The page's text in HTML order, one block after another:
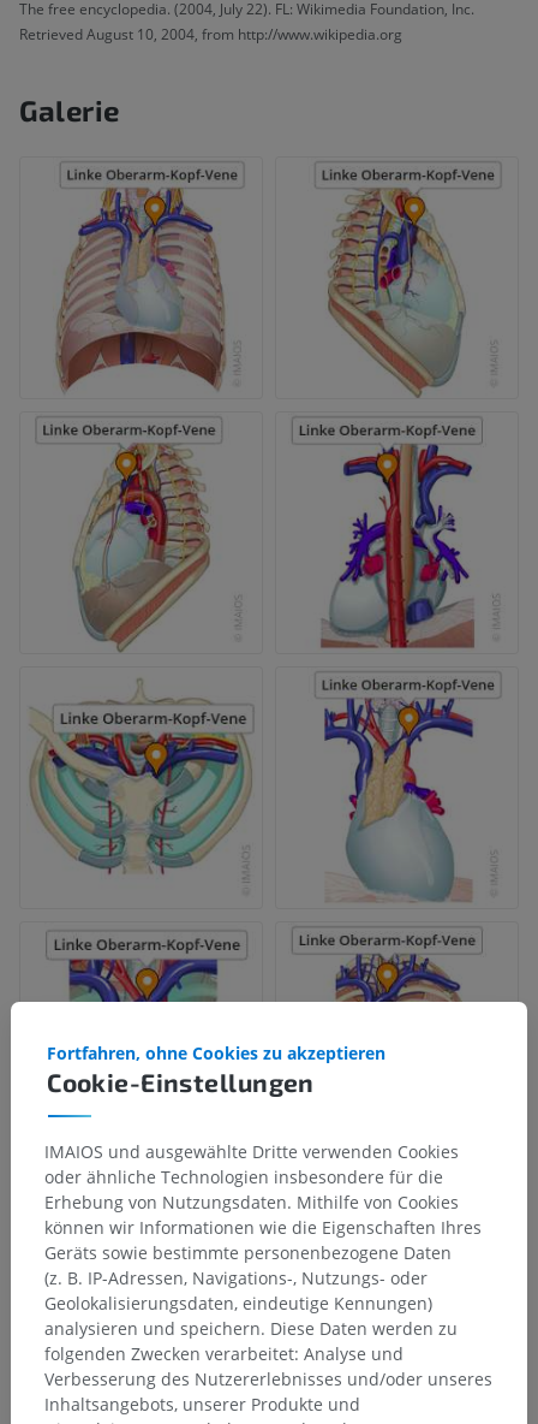
The free encyclopedia. (2004, July 22). FL: Wikimedia Foundation, Inc.
Retrieved August 10, 2004, from http://www.wikipedia.org
Galerie
Cookie-Einstellungen
Fortfahren, ohne Cookies zu akzeptieren
IMAIOS und ausgewählte Dritte verwenden Cookies
oder ähnliche Technologien insbesondere für die
Erhebung von Nutzungsdaten. Mithilfe von Cookies
können wir Informationen wie die Eigenschaften Ihres
Geräts sowie bestimmte personenbezogene Daten
(z. B. IP-Adressen, Navigations-, Nutzungs- oder
Geolokalisierungsdaten, eindeutige Kennungen)
analysieren und speichern. Diese Daten werden zu
folgenden Zwecken verarbeitet: Analyse und
Verbesserung des Nutzererlebnisses und/oder unseres
Inhaltsangebots, unserer Produkte und